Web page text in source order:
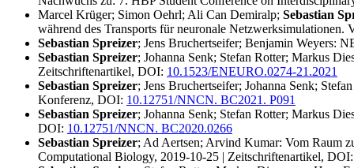
Marcel Krüger; Simon Oehrl; Ali Can Demiralp; Sebastian
während des Transports für neuronale
Sebastian Spreizer; Jens Bruchertseifer; Benjamin Weyers:
Sebastian Spreizer; Johanna Senk; Stefan Rotter; Markus
Zeitschriftenartikel, DOI: 10.1523/ENEURO.0274-21.2021
Sebastian Spreizer; Jens Bruchertseifer; Johanna Senk;
Konferenz, DOI: 10.12751/NNCN. BC2021. P091
Sebastian Spreizer; Johanna Senk; Stefan Rotter; Markus
DOI: 10.12751/NNCN. BC2020.0266
Sebastian Spreizer; Ad Aertsen; Arvind Kumar: Vom Raum
Computational Biology, 2019-10-25 | Zeitschriftenartikel,